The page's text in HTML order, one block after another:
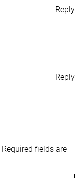
Reply
Reply
Required fields are